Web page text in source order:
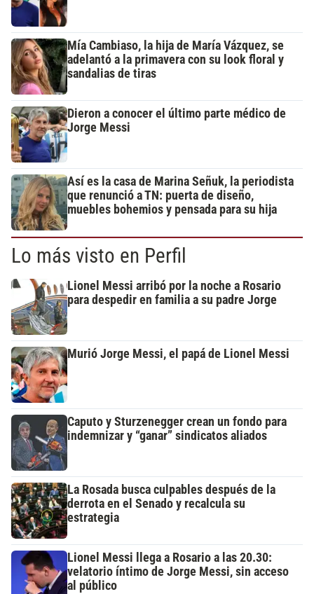
Mía Cambiaso, la hija de María Vázquez, se
adelantó a la primavera con su look floral y
sandalias de tiras
Dieron a conocer el último parte médico de
Jorge Messi
Así es la casa de Marina Señuk, la periodista
que renunció a TN: puerta de diseño,
muebles bohemios y pensada para su hija
Lo más visto en Perfil
Lionel Messi arribó por la noche a Rosario
para despedir en familia a su padre Jorge
Murió Jorge Messi, el papá de Lionel Messi
Caputo y Sturzenegger crean un fondo para
indemnizar y “ganar” sindicatos aliados
La Rosada busca culpables después de la
derrota en el Senado y recalcula su
estrategia
Lionel Messi llega a Rosario a las 20.30:
velatorio íntimo de Jorge Messi, sin acceso
al público